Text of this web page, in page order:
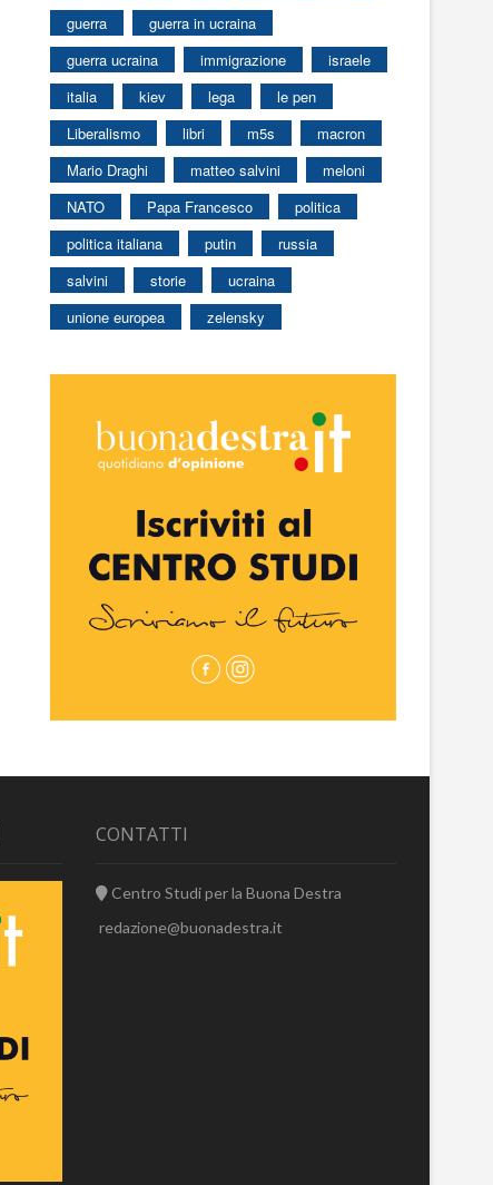
guerra
guerra in ucraina
guerra ucraina
immigrazione
israele
italia
kiev lega
le pen
Liberalismo
libri m5s
macron
Mario Draghi
matteo salvini
meloni
NATO
Papa Francesco
politica
politica italiana
putin
russia
salvini
storie
ucraina
unione europea
zelensky
CONTATTI
Centro Studi per la Buona Destra
redazione@buonadestra.it